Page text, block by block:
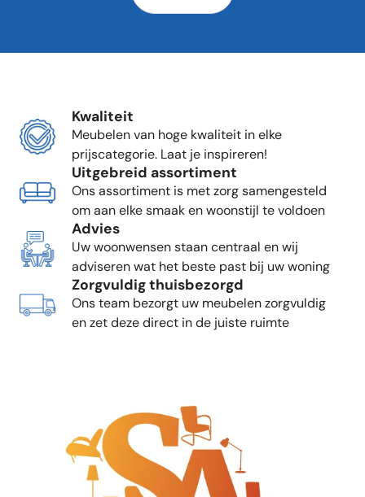
Kwaliteit
Meubelen van hoge kwaliteit in elke
prijscategorie. Laat je inspireren!
Uitgebreid assortiment
Ons assortiment is met zorg samengesteld
om aan elke smaak en woonstijl te voldoen
Advies
Uw woonwensen staan centraal en wij
adviseren wat het beste past bij uw woning
Zorgvuldig thuisbezorgd
Ons team bezorgt uw meubelen zorgvuldig
en zet deze direct in de juiste ruimte